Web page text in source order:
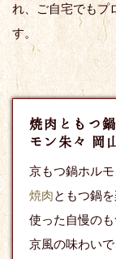
れ、ご自宅でもプ
す。
焼肉ともつ
モン朱々 岡
京もつ鍋ホル
焼肉ともつ鍋
使った自慢の
京風の味わい